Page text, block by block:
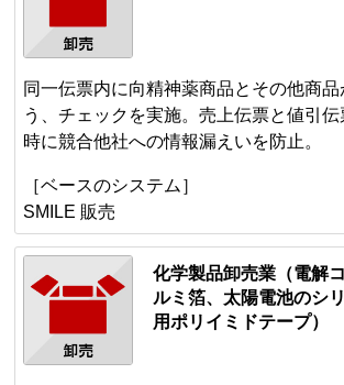
同一伝票内に向精神薬商品とその他商品
う、チェックを実施。売上伝票と値引
時に競合他社への情報漏えいを防止。
［ベースのシステム］
SMILE 販売
化学製品卸売業（電解
ルミ箔、太陽電池のシ
用ポリイミドテープ）